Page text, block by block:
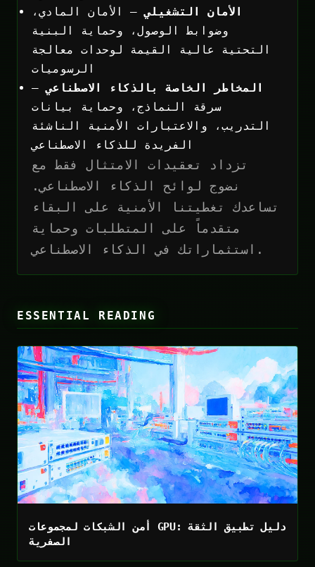
الأمان التشغيلي— الأمان المادي،
وضوابط الوصول، وحماية البنية
التحتية عالية القيمة لوحدات معالجة
الرسوميات
المخاطر الخاصة بالذكاء الاصطناعي—
سرقة النماذج، وحماية بيانات
التدريب، والاعتبارات الأمنية الناشئة
الفريدة للذكاء الاصطناعي
تزداد تعقيدات الامتثال فقط مع
نضوج لوائح الذكاء الاصطناعي.
تساعدك تغطيتنا الأمنية على البقاء
متقدماً على المتطلبات وحماية
استثماراتك في الذكاء الاصطناعي.
ESSENTIAL READING
أمن الشبكات لمجموعات GPU: دليل تطبيق الثقة
الصفرية